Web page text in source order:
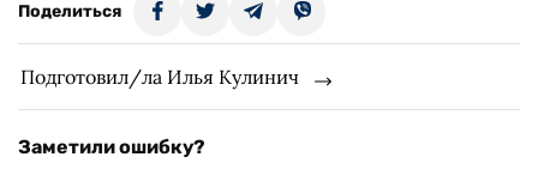
Поделиться
Подготовил/ла Илья Кулинич
Заметили ошибку?